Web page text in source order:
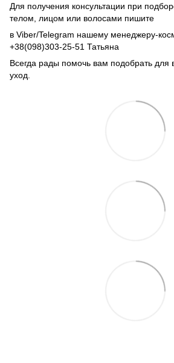
Для получения консультации при
телом, лицом или волосами пишите
в Viber/Telegram нашему менеджеру-
+38(098)303-25-51 Татьяна
Всегда рады помочь вам подобрать для
уход.